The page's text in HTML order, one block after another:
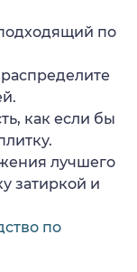
по
как если бы
лучшего
затиркой и
по